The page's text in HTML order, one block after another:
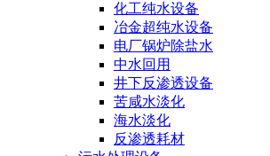
化工纯水设备
冶金超纯水设备
电厂锅炉除盐水
中水回用
井下反渗透设备
苦咸水淡化
海水淡化
反渗透耗材